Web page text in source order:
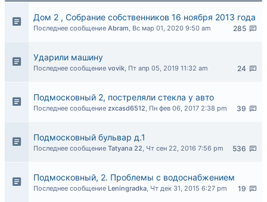
Дом 2 , Собрание собственников 16 ноября 2013 года
285
Последнее сообщение Abram, Вс мар 01, 2020 9:50 am
Ударили машину
24
Последнее сообщение vovik, Пт апр 05, 2019 11:32 am
Подмосковный 2, постреляли стекла у авто
39
Последнее сообщение zxcasd6512, Пн фев 06, 2017 2:38 pm
Подмосковный бульвар д.1
536
Последнее сообщение Tatyana 22, Чт сен 22, 2016 7:56 pm
Подмосковный, 2. Проблемы с водоснабжением
19
Последнее сообщение Leningradka, Чт дек 31, 2015 6:27 pm